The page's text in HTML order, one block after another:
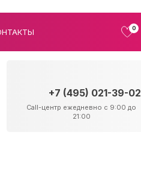
0
+7 (495) 021-39-02
Call-центр ежедневно с 9:00 до
21:00